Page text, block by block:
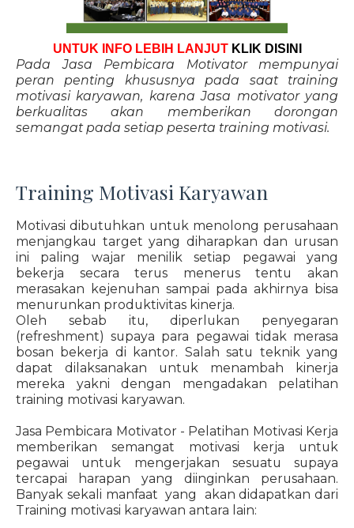
UNTUK INFO LEBIH LANJUT KLIK DISINI
Pada Jasa Pembicara Motivator mempunyai
peran penting khususnya pada saat training
motivasi karyawan, karena Jasa motivator yang
berkualitas akan memberikan dorongan
semangat pada setiap peserta training motivasi.
Training Motivasi Karyawan
Motivasi dibutuhkan untuk menolong perusahaan
menjangkau target yang diharapkan dan urusan
ini paling wajar menilik setiap pegawai yang
bekerja secara terus menerus tentu akan
merasakan kejenuhan sampai pada akhirnya bisa
menurunkan produktivitas kinerja.
Oleh sebab itu, diperlukan penyegaran
(refreshment) supaya para pegawai tidak merasa
bosan bekerja di kantor. Salah satu teknik yang
dapat dilaksanakan untuk menambah kinerja
mereka yakni dengan mengadakan pelatihan
training motivasi karyawan.
Jasa Pembicara Motivator - Pelatihan Motivasi Kerja
memberikan semangat motivasi kerja untuk
pegawai untuk mengerjakan sesuatu supaya
tercapai harapan yang diinginkan perusahaan.
Banyak sekali manfaat yang akan didapatkan dari
Training motivasi karyawan antara lain: